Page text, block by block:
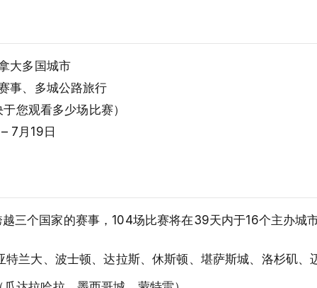
大多国城市
事、多城公路旅行
您观看多少场比赛）
7月19日
三个国家的赛事，104场比赛将在39天内于16个主办城
特兰大、波士顿、达拉斯、休斯顿、堪萨斯城、洛杉矶、